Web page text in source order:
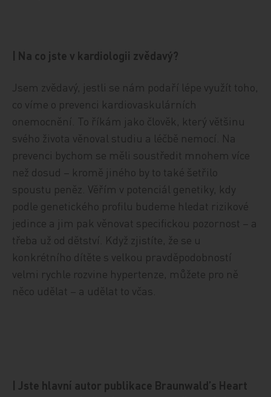
| Na co jste v kardiologii zvědavý?
Jsem zvědavý, jestli se nám podaří lépe využít toho,
co víme o prevenci kardiovaskulárních
onemocnění. To říkám jako člověk, který většinu
svého života věnoval studiu a léčbě nemocí. Na
prevenci bychom se měli soustředit mnohem více
než dosud – kromě jiného by to také šetřilo
spoustu peněz. Věřím v potenciál genetiky, kdy
podle genetického profilu budeme hledat rizikové
jedince a jim pak věnovat specifickou pozornost – a
třeba už od dětství. Když zjistíte, že se u
konkrétního dítěte s velkou pravděpodobností
velmi rychle rozvine hypertenze, můžete pro ně
něco udělat – a udělat to včas.
| Jste hlavní autor publikace Braunwald’s Heart